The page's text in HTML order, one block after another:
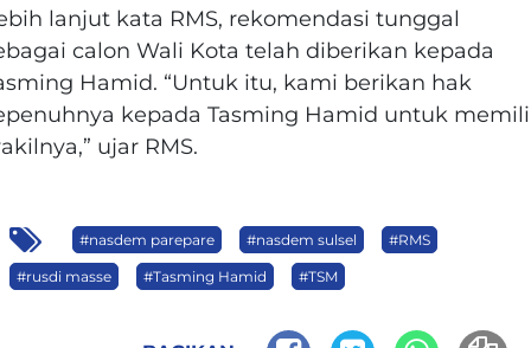
lanjut kata RMS, rekomendasi tunggal
calon Wali Kota telah diberikan kepada
Hamid. “Untuk itu, kami berikan hak
kepada Tasming Hamid untuk
ujar RMS.
#nasdem parepare #nasdem sulsel #RMS
#rusdi masse #Tasming Hamid #TSM